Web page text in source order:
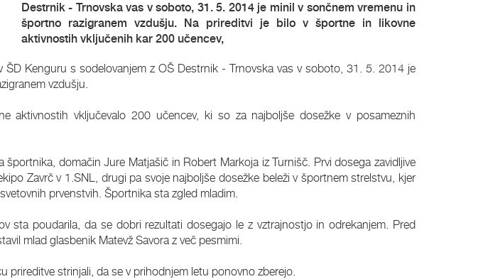
Destrnik - Trnovska vas v soboto, 31. 5. 2014 je minil v sončnem vremenu in
športno razigranem vzdušju. Na prireditvi je bilo v športne in likovne
aktivnostih vključenih kar 200 učencev,
ŠD Kenguru s sodelovanjem z OŠ Destrnik - Trnovska vas v soboto, 31. 5. 2014 je
vzdušju.
aktivnostih vključevalo 200 učencev, ki so za najboljše dosežke v posameznih
športnika, domačin Jure Matjašič in Robert Markoja iz Turnišč. Prvi dosega zavidljive
Zavrč v 1.SNL, drugi pa svoje najboljše dosežke beleži v športnem strelstvu, kjer
prvenstvih. Športnika sta zgled mladim.
sta poudarila, da se dobri rezultati dosegajo le z vztrajnostjo in odrekanjem. Pred
mlad glasbenik Matevž Savora z več pesmimi.
prireditve strinjali, da se v prihodnjem letu ponovno zberejo.